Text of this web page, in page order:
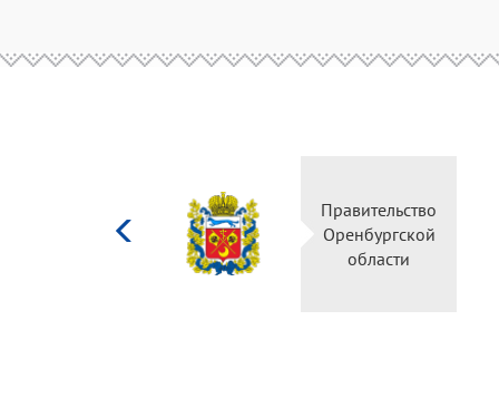
Правительство
Оренбургской
области